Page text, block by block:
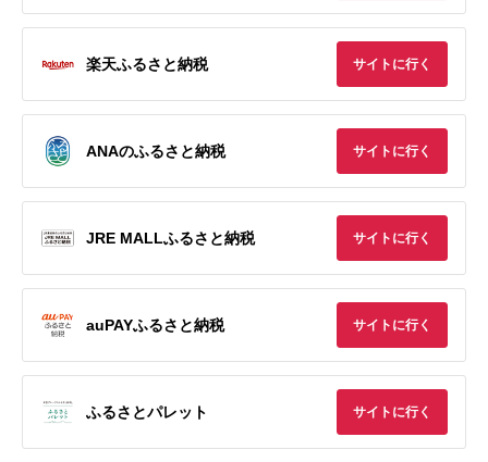
楽天ふるさと納税 サイトに行く
ANAのふるさと納税 サイトに行く
JRE MALLふるさと納税 サイトに行く
auPAYふるさと納税 サイトに行く
ふるさとパレット サイトに行く